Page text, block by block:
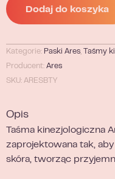
Dodaj do koszyka
Kategorie: Paski Ares, Taśmy
Producent: Ares
SKU: ARESBTY
Opis
Taśma kinezjologiczna
zaprojektowana tak,
skóra, tworząc